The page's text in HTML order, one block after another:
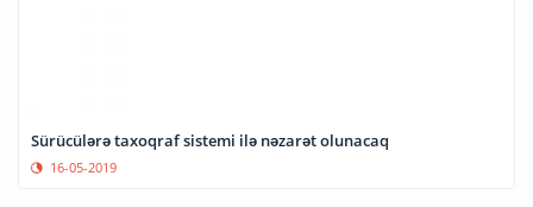
Sürücülərə taxoqraf sistemi ilə nəzarət olunacaq
16-05-2019